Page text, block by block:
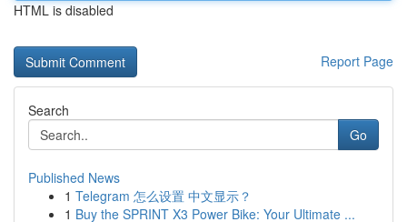
HTML is disabled
Report Page
Search
Go
Published News
1 Telegram 怎么设置 中文显示？
1 Buy the SPRINT X3 Power Bike: Your Ultimate ...